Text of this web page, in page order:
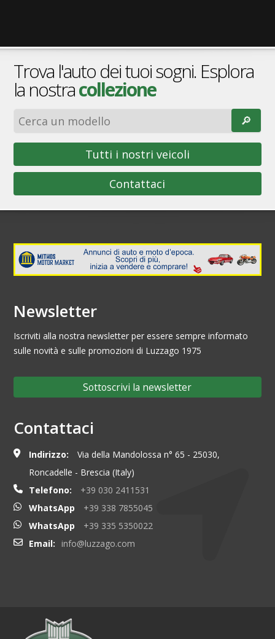
Trova l'auto dei tuoi sogni. Esplora
la nostracollezione
🔎︎
Tutti i nostri veicoli
Contattaci
Newsletter
Iscriviti alla nostra newsletter per essere sempre informato
sulle novità e sulle promozioni di Luzzago 1975
Sottoscrivi la newsletter
Contattaci
Indirizzo:
Via della Mandolossa n° 65 - 25030,
Roncadelle - Brescia (Italy)
Telefono:
+39 030 2411531
WhatsApp
+39 338 7855045
WhatsApp
+39 335 5350022
Email:
info@luzzago.com